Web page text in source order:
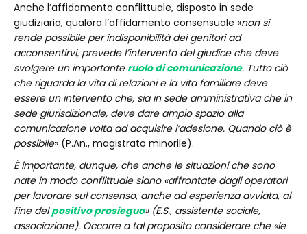
Anche l’affidamento conflittuale, disposto in sede
giudiziaria, qualora l’affidamento consensuale «non si
rende possibile per indisponibilità dei genitori ad
acconsentirvi, prevede l’intervento del giudice che deve
svolgere un importante ruolo di comunicazione. Tutto ciò
che riguarda la vita di relazioni e la vita familiare deve
essere un intervento che, sia in sede amministrativa che in
sede giurisdizionale, deve dare ampio spazio alla
comunicazione volta ad acquisire l’adesione. Quando ciò è
possibile» (P.An., magistrato minorile).
È importante, dunque, che anche le situazioni che sono
nate in modo conflittuale siano «affrontate dagli operatori
per lavorare sul consenso, anche ad esperienza avviata, al
fine delpositivo prosieguo» (E.S., assistente sociale,
associazione). Occorre a tal proposito considerare che «le